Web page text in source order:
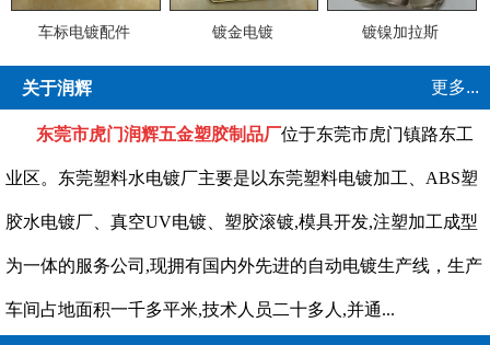
车标电镀配件 镀金电镀 镀镍加拉斯
关于润辉 更多...
东莞市虎门润辉五金塑胶制品厂位于东莞市虎门镇路东工
业区。东莞塑料水电镀厂主要是以东莞塑料电镀加工、ABS塑
胶水电镀厂、真空UV电镀、塑胶滚镀,模具开发,注塑加工成型
为一体的服务公司,现拥有国内外先进的自动电镀生产线，生产
车间占地面积一千多平米,技术人员二十多人,并通...